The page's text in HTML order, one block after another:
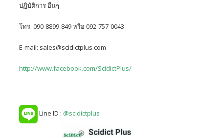
ปฏิบัติการ อื่นๆ
โทร. 090-8899-849 หรือ 092-757-0043
E-mail: sales@scidictplus.com
http://www.facebook.com/ScidictPlus/
Line ID : @scidictplus